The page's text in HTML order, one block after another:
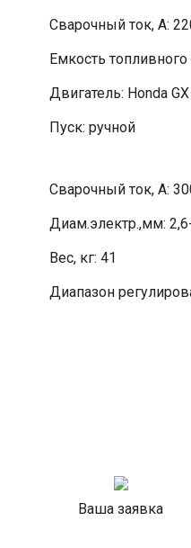
Сварочный ток, А:
Емкость топливного
Двигатель: Honda
Пуск: ручной
Сварочный ток, А:
Диам.электр.,мм:
Вес, кг: 41
Диапазон
Ваша заявка